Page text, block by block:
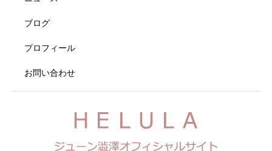
ブログ
プロフィール
お問い合わせ